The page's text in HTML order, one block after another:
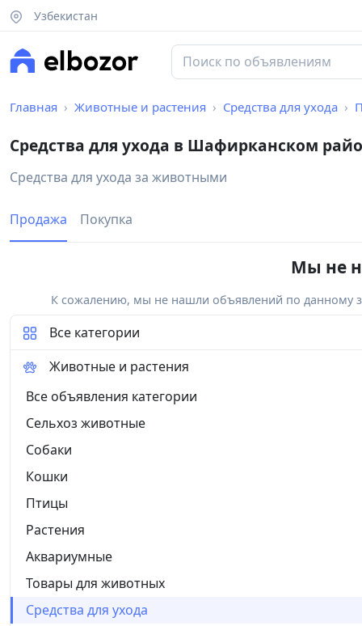
Узбекистан
Главная Животные и растения Средства для ухода
Средства для ухода в Шафирканском
Средства для ухода за животными
Продажа Покупка
Мы не
К сожалению, мы не нашли объявлений по данному
Все категории
Животные и растения
Все объявления категории
Сельхоз животные
Собаки
Кошки
Птицы
Растения
Аквариумные
Товары для животных
Средства для ухода